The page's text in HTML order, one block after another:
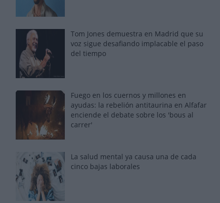
Tom Jones demuestra en Madrid que su
voz sigue desafiando implacable el paso
del tiempo
Fuego en los cuernos y millones en
ayudas: la rebelión antitaurina en Alfafar
enciende el debate sobre los 'bous al
carrer'
La salud mental ya causa una de cada
cinco bajas laborales